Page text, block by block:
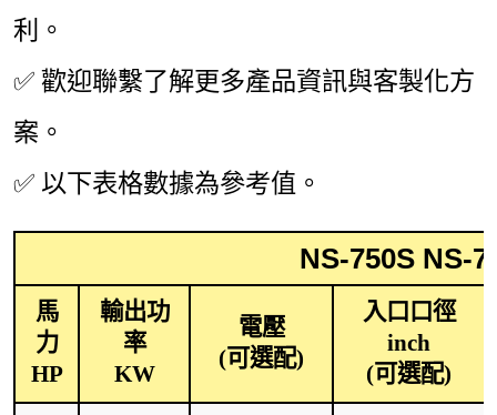
利。
✅ 歡迎聯繫了解更多產品資訊與客製化方
案。
✅ 以下表格數據為參考值。
NS-750S NS-
馬
力
HP
輸出功
率
KW
電壓
(可選配)
入口口徑
inch
(可選配)